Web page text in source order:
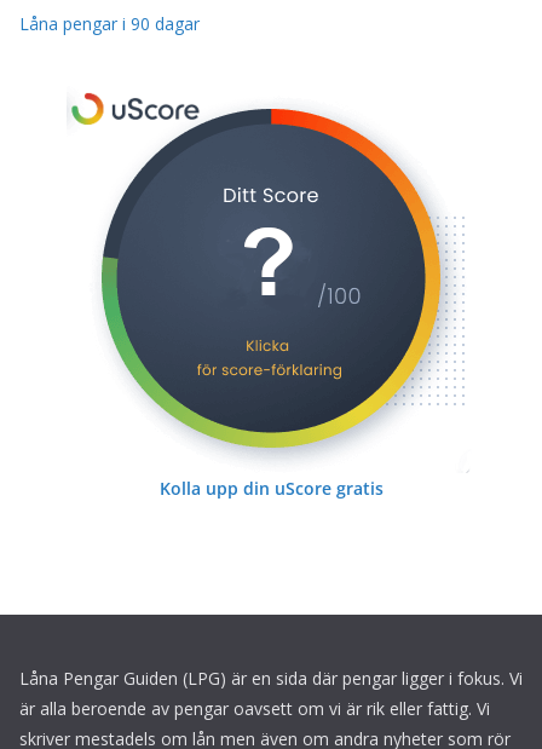
Låna pengar i 90 dagar
Kolla upp din uScore gratis
Låna Pengar Guiden (LPG) är en sida där pengar ligger i fokus. Vi
är alla beroende av pengar oavsett om vi är rik eller fattig. Vi
skriver mestadels om lån men även om andra nyheter som rör